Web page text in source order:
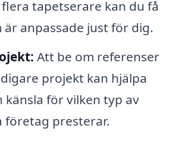
tapetserare kan du få
anpassade just för dig.
Att be om referenser
projekt kan hjälpa
känsla för vilken typ av
företag presterar.